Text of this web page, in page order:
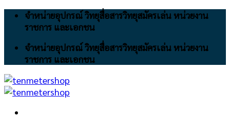
Skip
จำหน่ายอุปกรณ์ วิทยุสื่อสารวิทยุสมัครเล่น หน่วยงาน
ราชการ และเอกชน
จำหน่ายอุปกรณ์ วิทยุสื่อสารวิทยุสมัครเล่น หน่วยงาน
ราชการ และเอกชน